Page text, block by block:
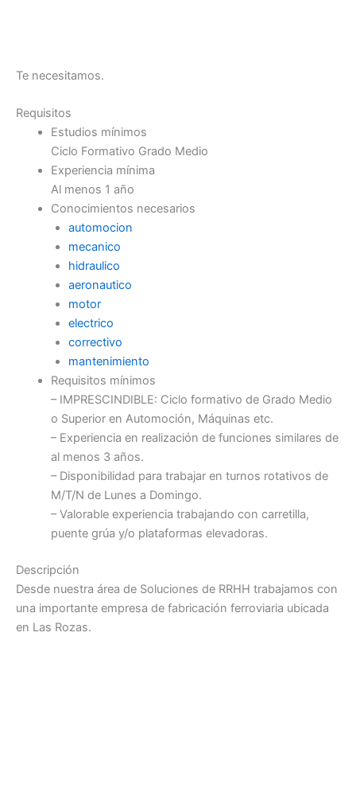
Te necesitamos.
Requisitos
Estudios mínimos
Ciclo Formativo Grado Medio
Experiencia mínima
Al menos 1 año
Conocimientos necesarios
automocion
mecanico
hidraulico
aeronautico
motor
electrico
correctivo
mantenimiento
Requisitos mínimos
– IMPRESCINDIBLE: Ciclo formativo de Grado Medio
o Superior en Automoción, Máquinas etc.
– Experiencia en realización de funciones similares de
al menos 3 años.
– Disponibilidad para trabajar en turnos rotativos de
M/T/N de Lunes a Domingo.
– Valorable experiencia trabajando con carretilla,
puente grúa y/o plataformas elevadoras.
Descripción
Desde nuestra área de Soluciones de RRHH trabajamos con
una importante empresa de fabricación ferroviaria ubicada
en Las Rozas.